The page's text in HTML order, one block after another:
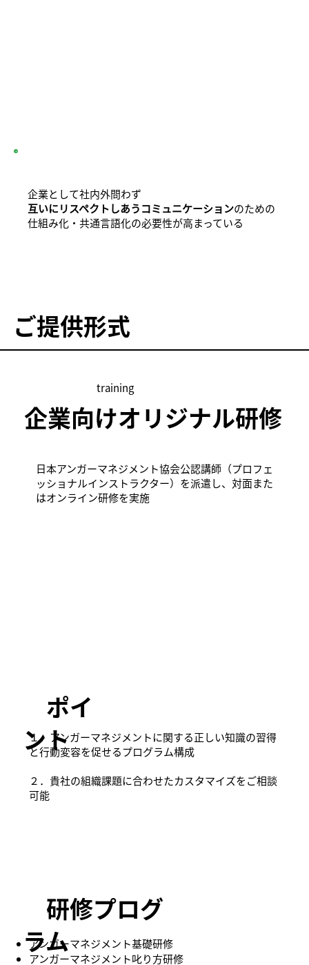
企業として社内外問わず
互いにリスペクトしあうコミュニケーションのための
仕組み化・共通言語化の必要性が高まっている
​ご提供形式
企業向けオリジナル研修
training
日本アンガーマネジメント協会公認講師（プロフェ
ッショナルインストラクター）を派遣し、対面また
はオンライン研修を実施
​ ポイ
ント
１．アンガーマネジメントに関する正しい知識の習得
と行動変容を促せるプログラム構成
２．貴社の組織課題に合わせたカスタマイズをご相談
可能
​ 研修プログ
ラム
アンガーマネジメント基礎研修
アンガーマネジメント叱り方研修